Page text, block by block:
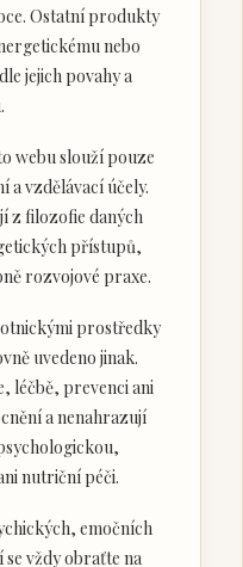
Ostatní produkty
nebo
jejich povahy a
webu slouží pouze
vzdělávací účely.
z filozofie daných
přístupů,
rozvojové praxe.
prostředky
uvedeno jinak.
léčbě, prevenci ani
a nenahrazují
nutriční péči.
emočních
vždy obraťte na